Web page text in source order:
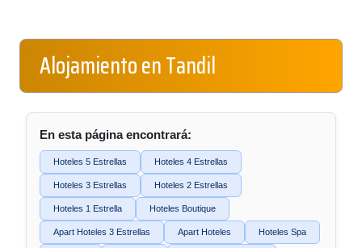
Alojamiento en Tandil
En esta página encontrará:
Hoteles 5 Estrellas Hoteles 4 Estrellas
Hoteles 3 Estrellas Hoteles 2 Estrellas
Hoteles 1 Estrella Hoteles Boutique
Apart Hoteles 3 Estrellas Apart Hoteles Hoteles Spa